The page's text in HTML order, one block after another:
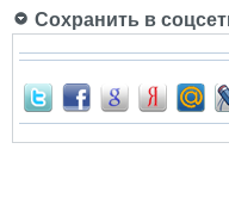
Сохранить в